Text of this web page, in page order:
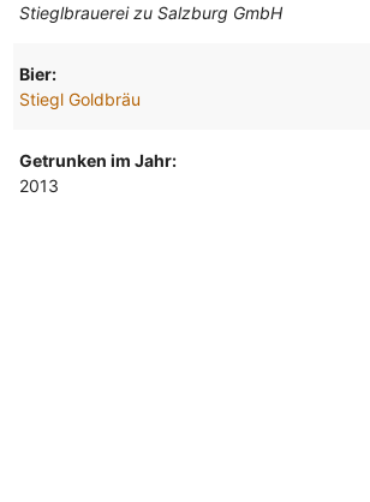
Stieglbrauerei zu Salzburg GmbH
Bier:
Stiegl Goldbräu
Getrunken im Jahr:
2013